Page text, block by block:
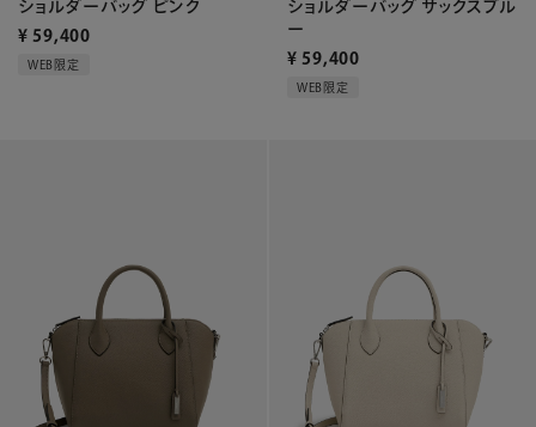
ショルダーバッグ ピンク
¥ 59,400
WEB限定
ショルダーバッグ サックスブル
ー
¥ 59,400
WEB限定